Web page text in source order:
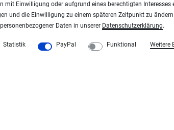
Schneideplotter, Transferpressen,
mit Einwilligung oder aufgrund eines berechtigten
und die Einwilligung zu einem späteren Zeitpunkt zu
Daten in unserer Daten­schutz­erklärung.
Statistik PayPal Funktional Weitere